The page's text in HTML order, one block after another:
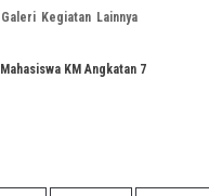
Galeri Kegiatan Lainnya
Mahasiswa KM Angkatan 7